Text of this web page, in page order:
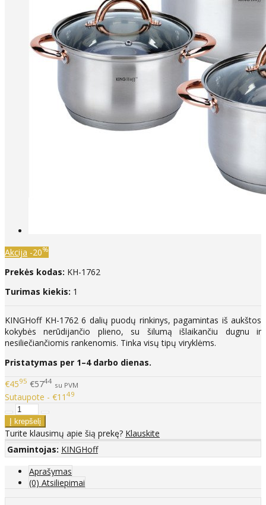
Akcija -20%
Prekės kodas: KH-1762
Turimas kiekis: 1
KINGHoff KH-1762 6 dalių puodų rinkinys, pagamintas iš aukštos
kokybės nerūdijančio plieno, su šilumą išlaikančiu dugnu ir
nesiliečiančiomis rankenomis. Tinka visų tipų viryklėms.
Pristatymas per 1–4 darbo dienas.
€4595 €5744 su PVM
Sutaupote - €11 49
Turite klausimų apie šią prekę? Klauskite
Gamintojas: KINGHoff
Aprašymas
(0) Atsiliepimai